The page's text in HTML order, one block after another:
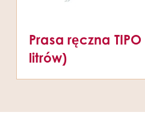
Prasa ręczna
litrów)